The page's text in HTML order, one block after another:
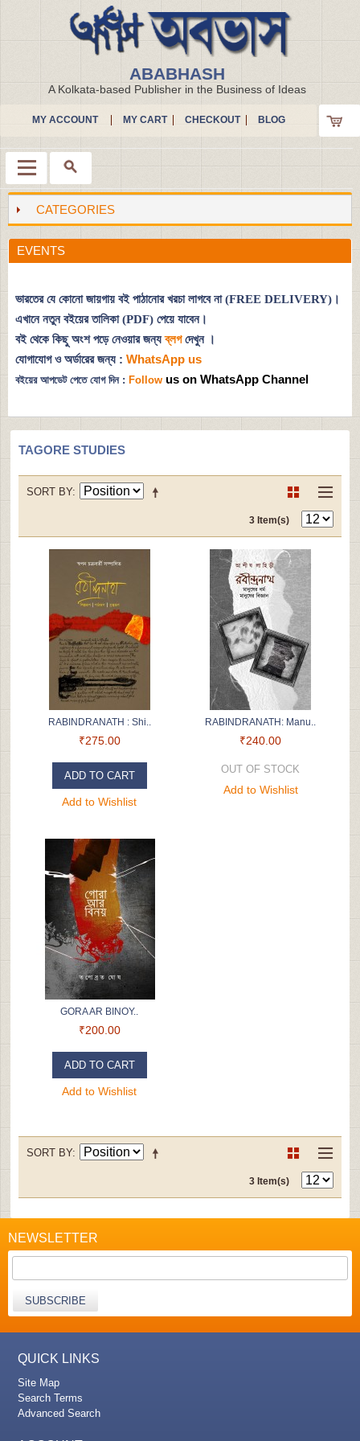
ABABHASH
A Kolkata-based Publisher in the Business of Ideas
MY ACCOUNT MY CART CHECKOUT BLOG
MenuCATEGORIES
EVENTS
ভারতের যে কোনো জায়গায় বই পাঠানোর খরচা লাগবে না (FREE DELIVERY)।
এখানে নতুন বইয়ের তালিকা (PDF) পেয়ে যাবেন।
বই থেকে কিছু অংশ পড়ে নেওয়ার জন্যব্লগদেখুন ।
যোগাযোগ ও অর্ডারের জন্য : WhatsApp us
বইয়ের আপডেট পেতে যোগ দিন : Follow us on WhatsApp Channel
TAGORE STUDIES
SORT BY
3 Item(s)
RABINDRANATH : Shi..
₹275.00
ADD TO CART
Add to Wishlist
RABINDRANATH: Manu..
₹240.00
OUT OF STOCK
Add to Wishlist
GORA AR BINOY..
₹200.00
ADD TO CART
Add to Wishlist
SORT BY
3 Item(s)
NEWSLETTER
SUBSCRIBE
QUICK LINKS
Site Map
Search Terms
Advanced Search